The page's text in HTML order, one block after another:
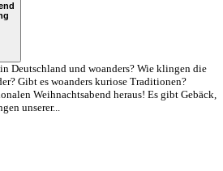
Deutschland und woanders? Wie klingen die
Gibt es woanders kuriose Traditionen?
Weihnachtsabend heraus! Es gibt Gebäck,
unserer...